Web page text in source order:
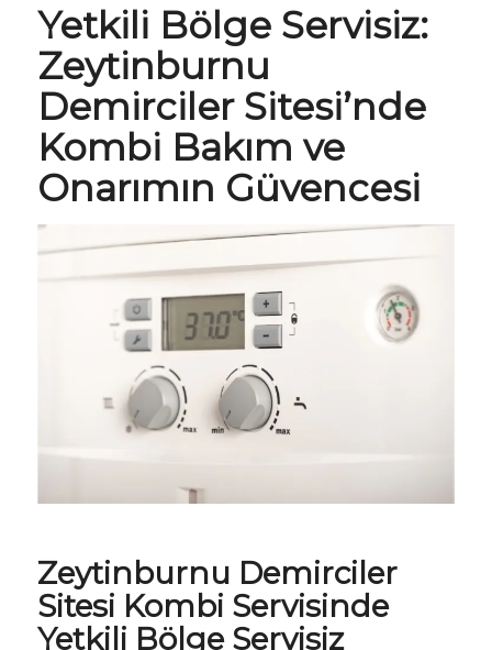
Yetkili Bölge Servisiz:
Zeytinburnu
Demirciler Sitesi’nde
Kombi Bakım ve
Onarımın Güvencesi
Zeytinburnu Demirciler
Sitesi Kombi Servisinde
Yetkili Bölge Servisiz